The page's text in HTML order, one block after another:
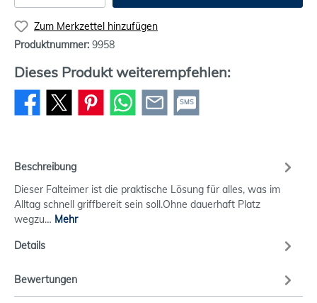
Zum Merkzettel hinzufügen
Produktnummer: 9958
Dieses Produkt weiterempfehlen:
SMS
Beschreibung
Dieser Falteimer ist die praktische Lösung für alles, was im
Alltag schnell griffbereit sein soll.Ohne dauerhaft Platz
wegzu… Mehr
Details
Bewertungen